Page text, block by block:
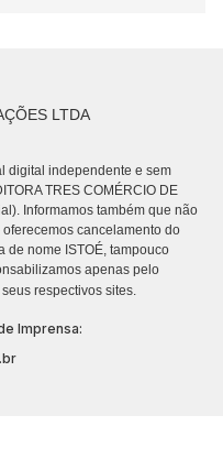
LTDA
digital independente e sem
TRES COMÉRCIO DE
Informamos também que não
cancelamento do
de nome ISTOÉ, tampouco
apenas pelo
seus respectivos sites.
Imprensa: